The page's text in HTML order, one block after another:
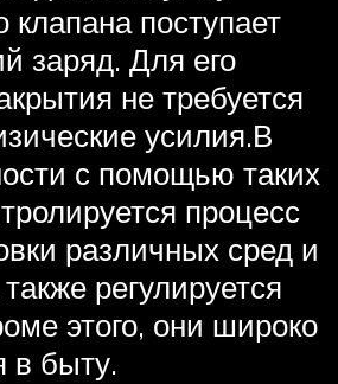
клапана поступает
заряд. Для его
не требуется
усилия.В
с помощью таких
процесс
различных сред и
регулируется
этого, они широко
в быту.